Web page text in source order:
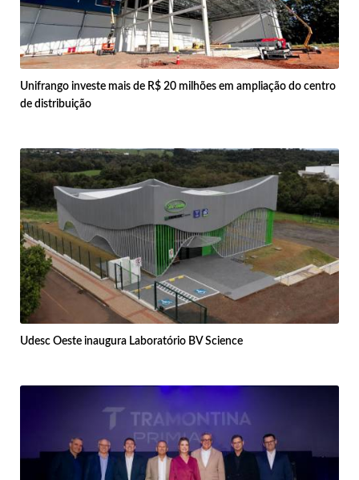
Unifrango investe mais de R$ 20 milhões em ampliação do centro
de distribuição
Udesc Oeste inaugura Laboratório BV Science